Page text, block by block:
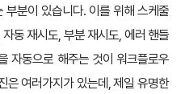
분이 있습니다. 이를 위해 스케줄
동 재시도, 부분 재시도, 에러 핸들
자동으로 해주는 것이 워크플로우
은 여러가지가 있는데, 제일 유명한